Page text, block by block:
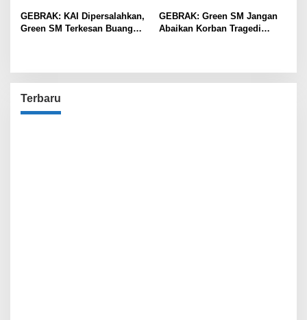
GEBRAK: KAI Dipersalahkan,
Green SM Terkesan Buang
GEBRAK: Green SM Jangan
Abaikan Korban Tragedi
Terbaru